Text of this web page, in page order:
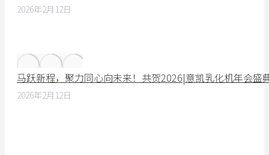
2026年2月12日
马跃新程，聚力同心向未来！共贺2026|意凯乳化机年会盛
2026年2月12日